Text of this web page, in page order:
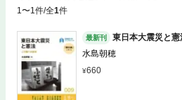
1〜1件/全1件
最新刊
東日本大震災と
水島朝穂
660